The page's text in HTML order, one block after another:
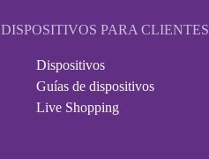
DISPOSITIVOS PARA CLIENTES
Dispositivos
Guías de dispositivos
Live Shopping